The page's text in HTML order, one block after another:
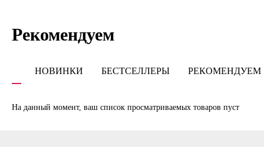
Рекомендуем
НОВИНКИ БЕСТСЕЛЛЕРЫ РЕКОМЕНДУЕМ
На данный момент, ваш список просматриваемых товаров пуст